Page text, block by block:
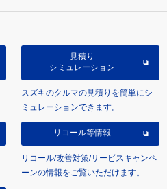
見積り
シミュレーション
スズキのクルマの見積りを簡単にシ
ミュレーションできます。
リコール等情報
リコール/改善対策/サービスキャンペ
ーンの情報をご覧いただけます。